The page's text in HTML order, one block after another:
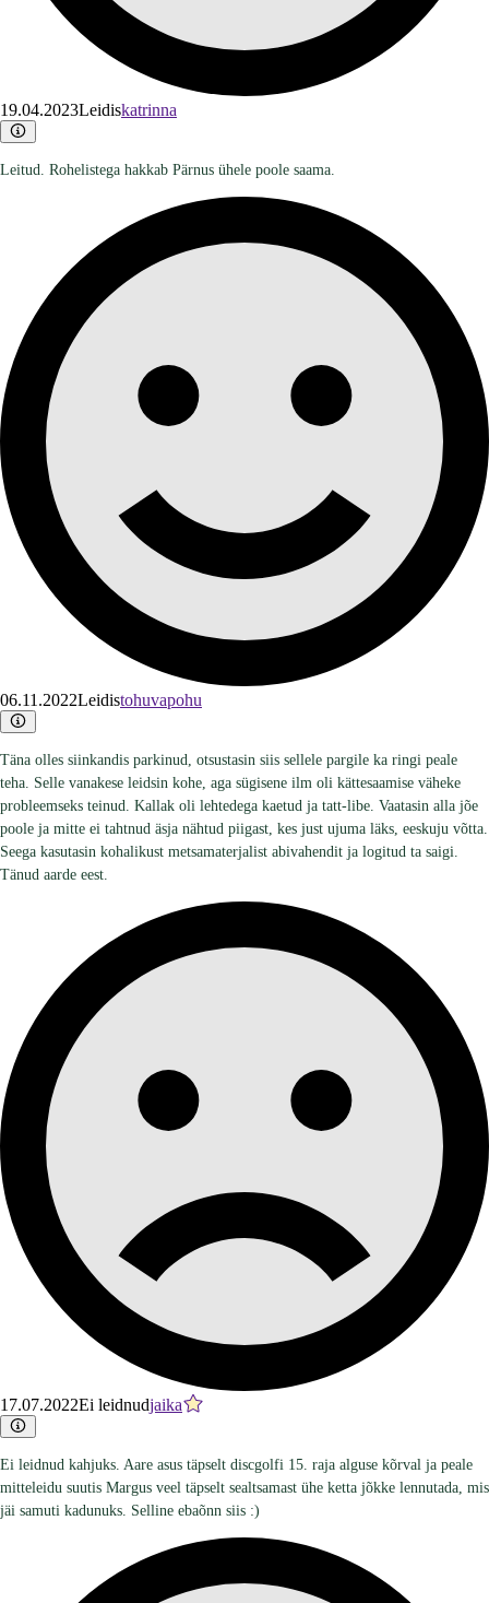
19.04.2023Leidiskatrinna
Leitud. Rohelistega hakkab Pärnus ühele poole saama.
06.11.2022Leidistohuvapohu
Täna olles siinkandis parkinud, otsustasin siis sellele pargile ka ringi peale
teha. Selle vanakese leidsin kohe, aga sügisene ilm oli kättesaamise väheke
probleemseks teinud. Kallak oli lehtedega kaetud ja tatt-libe. Vaatasin alla jõe
poole ja mitte ei tahtnud äsja nähtud piigast, kes just ujuma läks, eeskuju võtta.
Seega kasutasin kohalikust metsamaterjalist abivahendit ja logitud ta saigi.
Tänud aarde eest.
17.07.2022Ei leidnudjaika
Ei leidnud kahjuks. Aare asus täpselt discgolfi 15. raja alguse kõrval ja peale
mitteleidu suutis Margus veel täpselt sealtsamast ühe ketta jõkke lennutada, mis
jäi samuti kadunuks. Selline ebaõnn siis :)